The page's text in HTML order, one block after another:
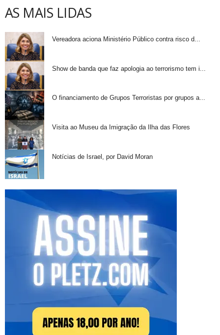
AS MAIS LIDAS
Vereadora aciona Ministério Público contra risco d...
Show de banda que faz apologia ao terrorismo tem i...
O financiamento de Grupos Terroristas por grupos a...
Visita ao Museu da Imigração da Ilha das Flores
Notícias de Israel, por David Moran